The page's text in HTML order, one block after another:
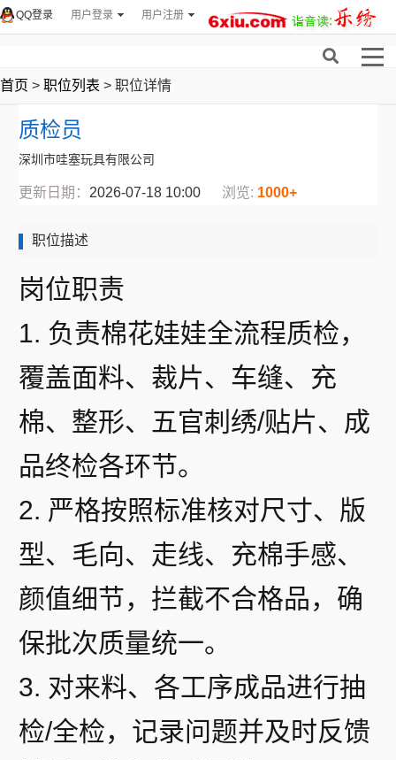
用户登录 用户注册
QQ登录
首页 > 职位列表 > 职位详情
质检员
深圳市哇塞玩具有限公司
更新日期： 2026-07-18 10:00 浏览: 1000+
职位描述
岗位职责
1. 负责棉花娃娃全流程质检，
覆盖面料、裁片、车缝、充
棉、整形、五官刺绣/贴片、成
品终检各环节。
2. 严格按照标准核对尺寸、版
型、毛向、走线、充棉手感、
颜值细节，拦截不合格品，确
保批次质量统一。
3. 对来料、各工序成品进行抽
检/全检，记录问题并及时反馈